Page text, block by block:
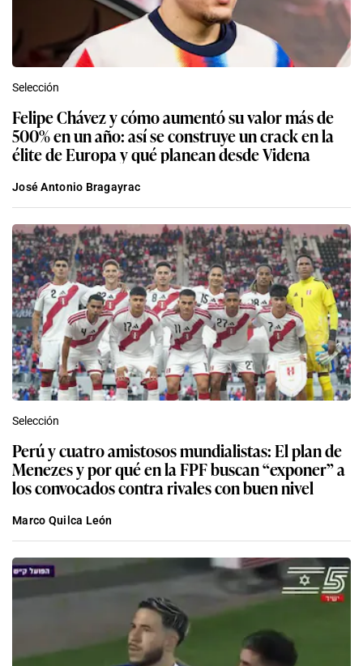
Selección
Felipe Chávez y cómo aumentó su valor más de
500% en un año: así se construye un crack en la
élite de Europa y qué planean desde Videna
José Antonio Bragayrac
Selección
Perú y cuatro amistosos mundialistas: El plan de
Menezes y por qué en la FPF buscan “exponer” a
los convocados contra rivales con buen nivel
Marco Quilca León